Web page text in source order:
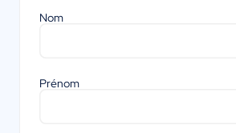
Nom
Prénom